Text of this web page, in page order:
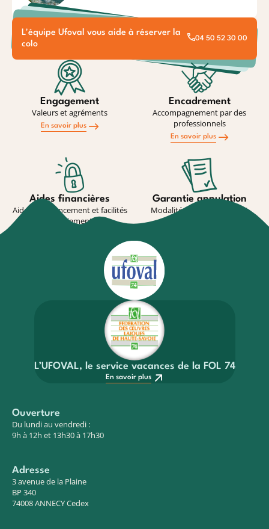
L'équipe Ufoval vous aide à réserver la
colo
04 50 52 30 00
Engagement
Valeurs et agréments
En savoir plus
Encadrement
Accompagnement par des
professionnels
En savoir plus
Aides financières
Aides au financement et facilités
de paiement
Garantie annulation
Modalité de souscription et
L’UFOVAL, le service vacances de la FOL 74
En savoir plus
Ouverture
Du lundi au vendredi :
9h à 12h et 13h30 à 17h30
Adresse
3 avenue de la Plaine
BP 340
74008 ANNECY Cedex